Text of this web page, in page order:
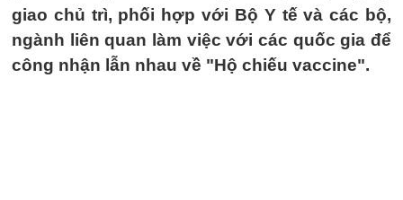
giao chủ trì, phối hợp với Bộ Y tế và các bộ,
ngành liên quan làm việc với các quốc gia để
công nhận lẫn nhau về "Hộ chiếu vaccine".